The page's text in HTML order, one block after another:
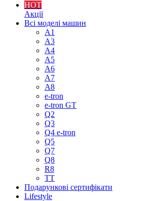
HOT
Акції
Всі моделі машин
A1
A3
A4
A5
A6
A7
A8
e-tron
e-tron GT
Q2
Q3
Q4 e-tron
Q5
Q7
Q8
R8
TT
Подарункові сертифікати
Lifestyle